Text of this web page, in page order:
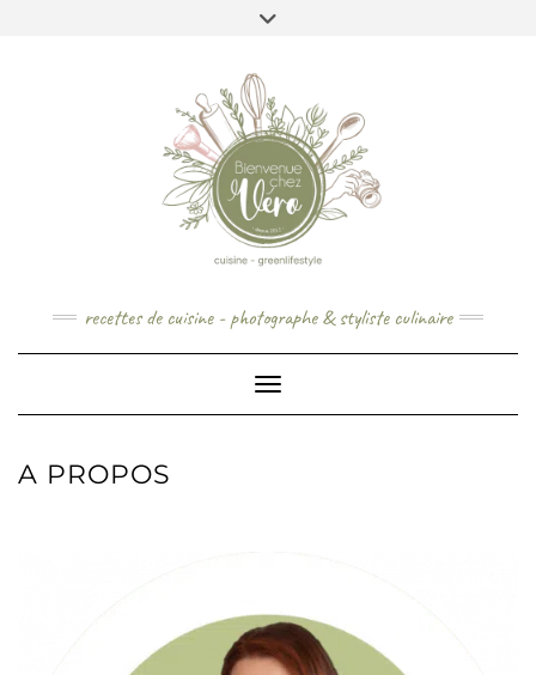
recettes de cuisine - photographe & styliste culinaire
Toggle Navigation
A PROPOS